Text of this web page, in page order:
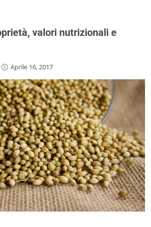
valori nutrizionali e
Aprile 16, 2017